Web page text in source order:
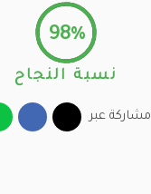
98%
نسبة النجاح
مشاركة عبر